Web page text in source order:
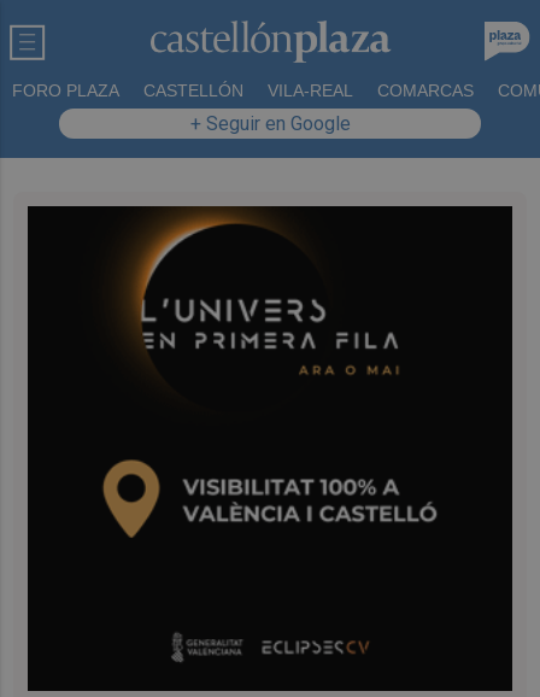
FORO PLAZA CASTELLÓN VILA-REAL COMARCAS
+ Seguir en Google